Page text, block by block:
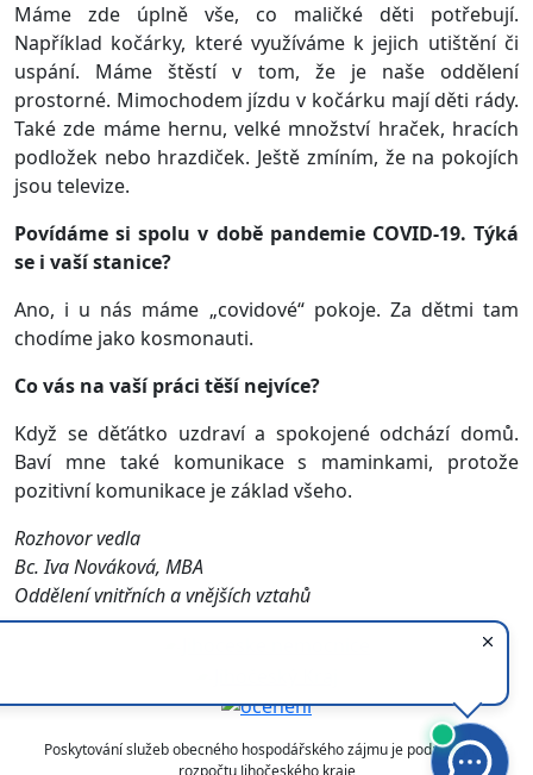
Máme zde úplně vše, co maličké děti potřebují.
Například kočárky, které využíváme k jejich utištění či
uspání. Máme štěstí v tom, že je naše oddělení
prostorné. Mimochodem jízdu v kočárku mají děti rády.
Také zde máme hernu, velké množství hraček, hracích
podložek nebo hrazdiček. Ještě zmíním, že na pokojích
jsou televize.
Povídáme si spolu v době pandemie COVID-19. Týká
se i vaší stanice?
Ano, i u nás máme „covidové“ pokoje. Za dětmi tam
chodíme jako kosmonauti.
Co vás na vaší práci těší nejvíce?
Když se děťátko uzdraví a spokojené odchází domů.
Baví mne také komunikace s maminkami, protože
pozitivní komunikace je základ všeho.
Rozhovor vedla
Bc. Iva Nováková, MBA
Oddělení vnitřních a vnějších vztahů
Poskytování služeb obecného hospodářského zájmu je podpořeno z